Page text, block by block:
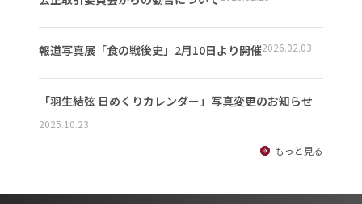
報道写真展「食の戦後史」2月10日より開催2026.02.03
「羽生結弦 日めくりカレンダー」写真変更のお知らせ
2025.10.23
もっと見る